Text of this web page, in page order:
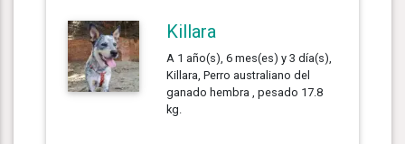
Killara
A 1 año(s), 6 mes(es) y 3 día(s),
Killara, Perro australiano del
ganado hembra , pesado 17.8
kg.